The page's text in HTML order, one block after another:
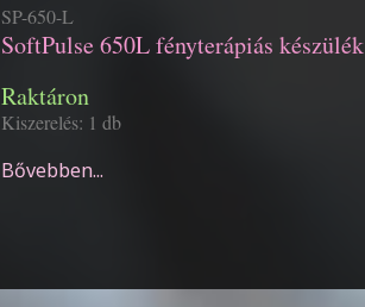
SP-650-L
SoftPulse 650L fényterápiás készülék
Raktáron
Kiszerelés: 1 db
Bővebben...